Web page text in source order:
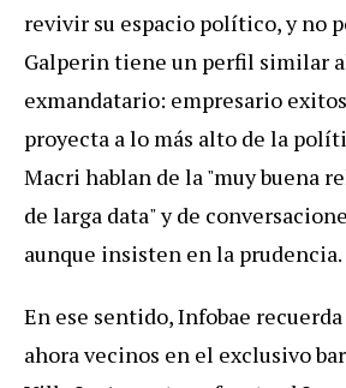
revivir su espacio político, y no
Galperin tiene un perfil similar
exmandatario: empresario
proyecta a lo más alto de la
Macri hablan de la "muy buena
de larga data" y de
aunque insisten en la prudencia.
En ese sentido, Infobae
ahora vecinos en el exclusivo